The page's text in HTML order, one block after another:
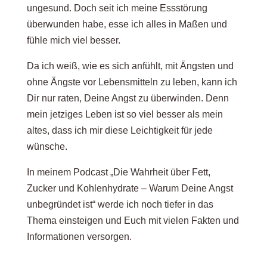
ungesund. Doch seit ich meine Essstörung
überwunden habe, esse ich alles in Maßen und
fühle mich viel besser.
Da ich weiß, wie es sich anfühlt, mit Ängsten und
ohne Ängste vor Lebensmitteln zu leben, kann ich
Dir nur raten, Deine Angst zu überwinden. Denn
mein jetziges Leben ist so viel besser als mein
altes, dass ich mir diese Leichtigkeit für jede
wünsche.
In meinem Podcast „Die Wahrheit über Fett,
Zucker und Kohlenhydrate – Warum Deine Angst
unbegründet ist“ werde ich noch tiefer in das
Thema einsteigen und Euch mit vielen Fakten und
Informationen versorgen.